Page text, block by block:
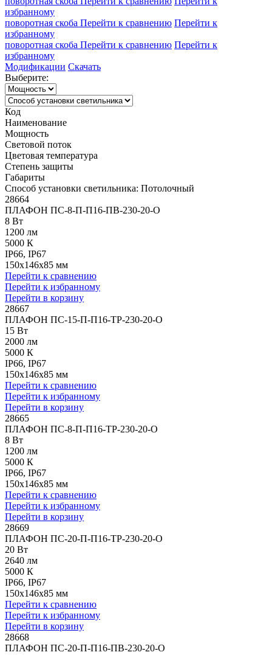
избранному
поворотная скоба Перейти к сравнению Перейти к
избранному
поворотная скоба Перейти к сравнению Перейти к
избранному
Модификации Скачать
Выберите:
Код
Наименование
Мощность
Световой поток
Цветовая температура
Степень защиты
Габариты
Способ установки светильника: Потолочный
28664
ПЛАФОН ПС-8-П-П16-ПВ-230-20-О
8 Вт
1200 лм
5000 К
IP66, IP67
150x146x85 мм
Перейти к сравнению
Перейти к избранному
Перейти в корзину
28667
ПЛАФОН ПС-15-П-П16-ТР-230-20-О
15 Вт
2000 лм
5000 К
IP66, IP67
150x146x85 мм
Перейти к сравнению
Перейти к избранному
Перейти в корзину
28665
ПЛАФОН ПС-8-П-П16-ТР-230-20-О
8 Вт
1200 лм
5000 К
IP66, IP67
150x146x85 мм
Перейти к сравнению
Перейти к избранному
Перейти в корзину
28669
ПЛАФОН ПС-20-П-П16-ТР-230-20-О
20 Вт
2640 лм
5000 К
IP66, IP67
150x146x85 мм
Перейти к сравнению
Перейти к избранному
Перейти в корзину
28668
ПЛАФОН ПС-20-П-П16-ПВ-230-20-О